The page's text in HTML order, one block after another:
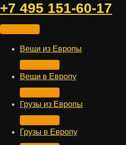
+7 495 151-60-17
Вещи из Европы
Вещи в Европу
Грузы из Европы
Грузы в Европу